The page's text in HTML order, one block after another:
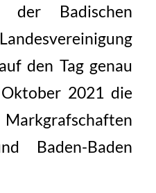
der Badischen
den Tag genau
2021 die
Baden-Baden